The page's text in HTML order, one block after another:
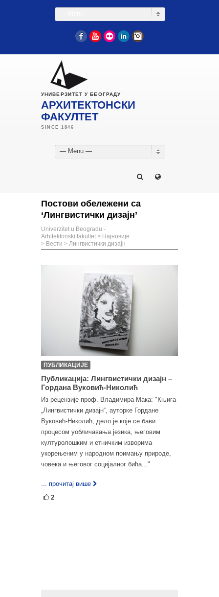
FacebookYouTube
Flickr LinkedIn
УНИВЕРЗИТЕТ У БЕОГРАДУ
АРХИТЕКТОНСКИ
ФАКУЛТЕТ
— Menu —
Постови обележени са
‘Лингвистички дизајн’
Univerzitet u Beogradu -
Arhitektonski fakultet > Најновије
> Вести > Лингвистички дизајн
ПУБЛИКАЦИЈЕ
Публикација: Лингвистички дизајн –
Гордана Вуковић-Николић
Из рецензије проф. Владимира Мака: "Књига
„Лингвистички дизајн“, ауторке Гордане
Вуковић-Николић, дело је које се бави
процесом уобличавања језика, његовим
културолошким и етничким изворима
укорењеним у народном поимању природе,
човека и његовог социјалног бића..."
... прочитај више
2